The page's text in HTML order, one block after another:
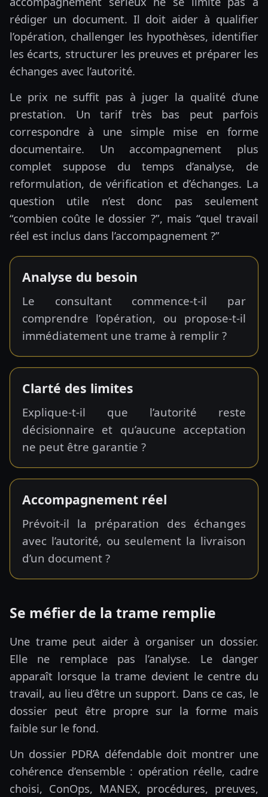
rédiger un document. Il doit aider à qualifier
l’opération, challenger les hypothèses, identifier
les écarts, structurer les preuves et préparer les
échanges avec l’autorité.
Le prix ne suffit pas à juger la qualité d’une
prestation. Un tarif très bas peut parfois
correspondre à une simple mise en forme
documentaire. Un accompagnement plus
complet suppose du temps d’analyse, de
reformulation, de vérification et d’échanges. La
question utile n’est donc pas seulement
“combien coûte le dossier ?”, mais “quel travail
réel est inclus dans l’accompagnement ?”
Analyse du besoin
Le consultant commence-t-il par
comprendre l’opération, ou propose-t-il
immédiatement une trame à remplir ?
Clarté des limites
Explique-t-il que l’autorité reste
décisionnaire et qu’aucune acceptation
ne peut être garantie ?
Accompagnement réel
Prévoit-il la préparation des échanges
avec l’autorité, ou seulement la livraison
d’un document ?
Se méfier de la trame remplie
Une trame peut aider à organiser un dossier.
Elle ne remplace pas l’analyse. Le danger
apparaît lorsque la trame devient le centre du
travail, au lieu d’être un support. Dans ce cas, le
dossier peut être propre sur la forme mais
faible sur le fond.
Un dossier PDRA défendable doit montrer une
cohérence d’ensemble : opération réelle, cadre
choisi, ConOps, MANEX, procédures, preuves,